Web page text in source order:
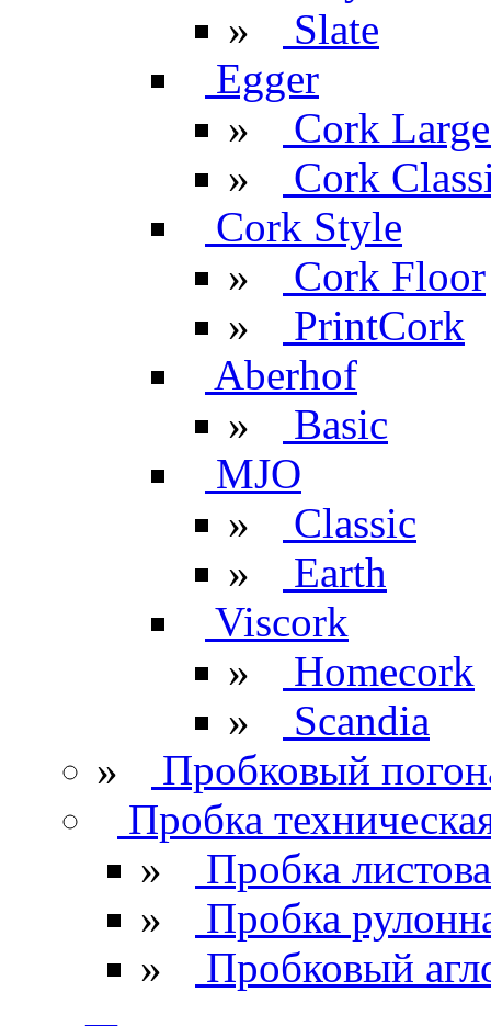
»
Slate
Egger
»
Cork
»
Cork
Cork Style
»
Cork Floor
»
PrintCork
Aberhof
»
Basic
MJO
»
Classic
»
Earth
Viscork
»
Homecork
»
Scandia
»
Пробковый
Пробка
»
Пробка
»
Пробка
»
Пробковый